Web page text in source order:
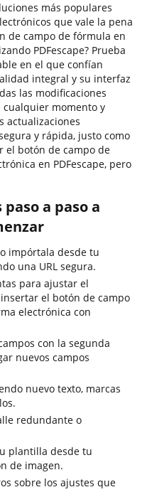
más populares
que vale la pena
de campo de fórmula en
PDFescape? Prueba
en el que confían
integral y su interfaz
las modificaciones
cualquier momento y
actualizaciones
y rápida, justo como
el botón de campo de
en PDFescape, pero
a paso a
impórtala desde tu
una URL segura.
para ajustar el
el botón de campo
electrónica con
con la segunda
nuevos campos
nuevo texto, marcas
redundante o
plantilla desde tu
de imagen.
sobre los ajustes que